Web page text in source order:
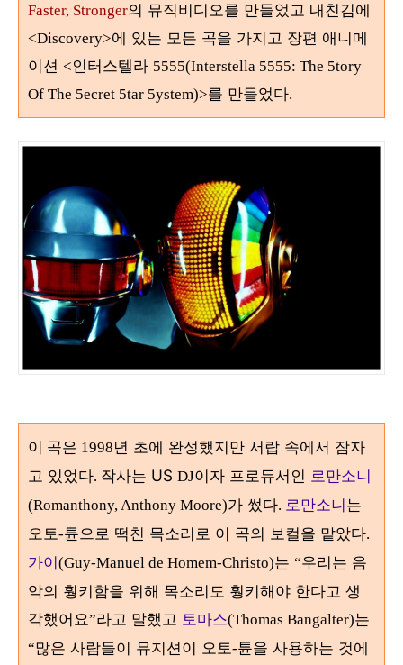
Faster, Stronger의 뮤직비디오를 만들었고 내친김에
<Discovery>에 있는 모든 곡을 가지고 장편 애니메
이션 <인터스텔라 5555(Interstella 5555: The 5tory
Of The 5ecret 5tar 5ystem)>를 만들었다.
이 곡은 1998년 초에 완성했지만 서랍 속에서 잠자
고 있었다. 작사는 US DJ이자 프로듀서인 로만소니
(Romanthony, Anthony Moore)가 썼다. 로만소니는
오토-튠으로 떡친 목소리로 이 곡의 보컬을 맡았다.
가이(Guy-Manuel de Homem-Christo)는 “우리는 음
악의 훵키함을 위해 목소리도 훵키해야 한다고 생
각했어요”라고 말했고 토마스(Thomas Bangalter)는
“많은 사람들이 뮤지션이 오토-튠을 사용하는 것에